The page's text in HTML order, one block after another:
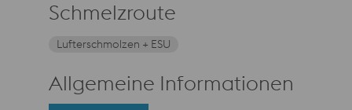
Schmelzroute
Lufterschmolzen + ESU
Allgemeine Informationen